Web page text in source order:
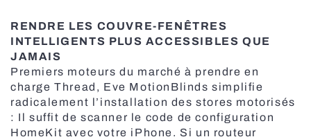
RENDRE LES COUVRE-FENÊTRES
INTELLIGENTS PLUS ACCESSIBLES QUE
JAMAIS
Premiers moteurs du marché à prendre en
charge Thread, Eve MotionBlinds simplifie
radicalement l’installation des stores motorisés
: Il suffit de scanner le code de configuration
HomeKit avec votre iPhone. Si un routeur